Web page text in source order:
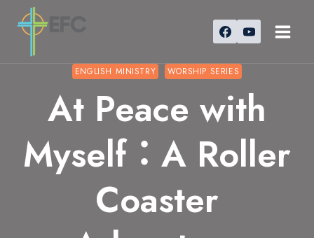
ENGLISH MINISTRY WORSHIP SERIES
At Peace with
Myself：A Roller
Coaster